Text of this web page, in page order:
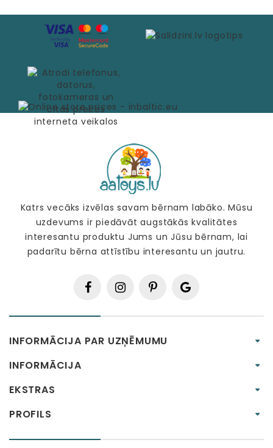
Katrs vecāks izvēlas savam bērnam labāko. Mūsu
uzdevums ir piedāvāt augstākās kvalitātes
interesantu produktu Jums un Jūsu bērnam, lai
padarītu bērna attīstību interesantu un jautru.
INFORMĀCIJA PAR UZŅĒMUMU
INFORMĀCIJA
EKSTRAS
PROFILS